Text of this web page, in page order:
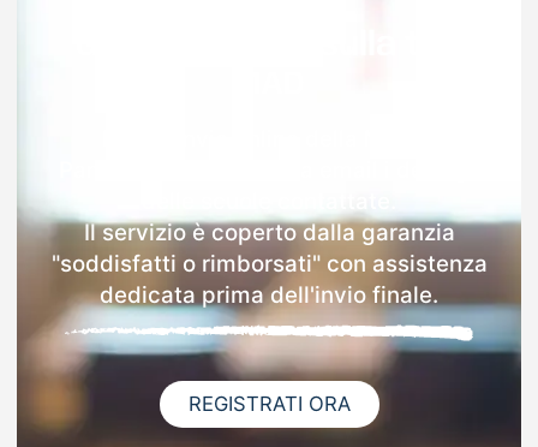
Il servizio è coperto dalla garanzia
"soddisfatti o rimborsati" con assistenza
dedicata prima dell'invio finale.
REGISTRATI ORA